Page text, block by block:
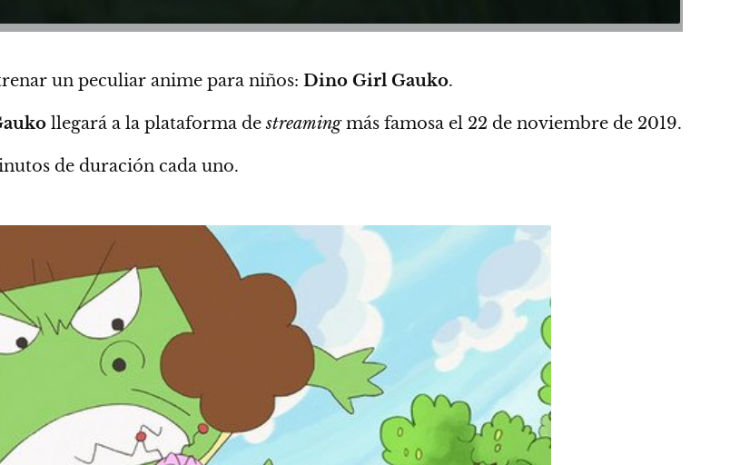
un peculiar anime para niños: Dino Girl Gauko.
llegará a la plataforma destreamingmás famosa el 22 de noviembre de 2019.
de duración cada uno.